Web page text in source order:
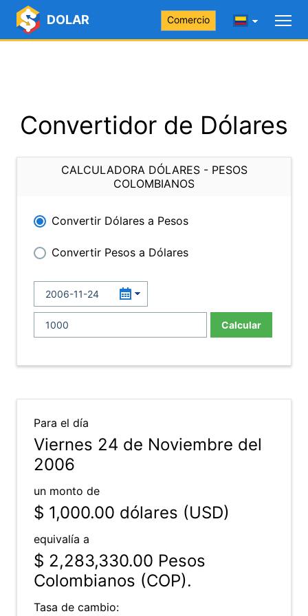
DOLAR Comercio
Convertidor de Dólares
CALCULADORA DÓLARES - PESOS
COLOMBIANOS
Convertir Dólares a Pesos
Convertir Pesos a Dólares
Calcular
Para el día
Viernes 24 de Noviembre del
2006
un monto de
$ 1,000.00 dólares (USD)
equivalía a
$ 2,283,330.00 Pesos
Colombianos (COP).
Tasa de cambio: